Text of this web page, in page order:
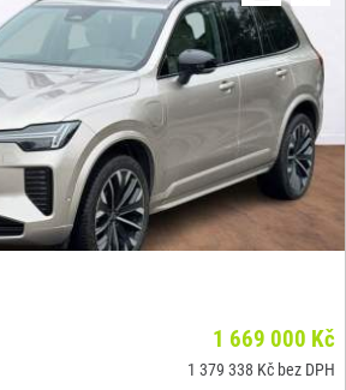
1 669 000 Kč
1 379 338 Kč bez DPH